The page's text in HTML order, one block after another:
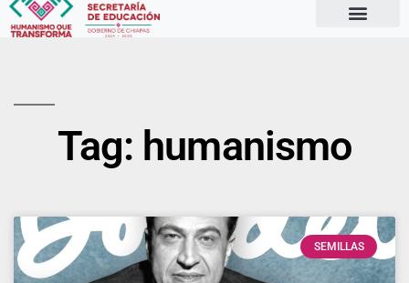
Tag: humanismo
SEMILLAS